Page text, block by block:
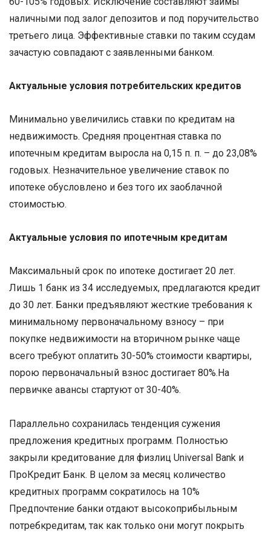
наличными под залог депозитов и под поручительство
третьего лица. Эффективные ставки по таким ссудам
зачастую совпадают с заявленными банком.
Актуальные условия потребительских кредитов
Минимально увеличились ставки по кредитам на
недвижимость. Средняя процентная ставка по
ипотечным кредитам выросла на 0,15 п. п. – до 23,08%
годовых. Незначительное увеличение ставок по
ипотеке обусловлено и без того их заоблачной
стоимостью.
Актуальные условия по ипотечным кредитам
Максимальный срок по ипотеке достигает 20 лет.
Лишь 1 банк из 34 исследуемых, предлагаются кредит
до 30 лет. Банки предъявляют жесткие требования к
минимальному первоначальному взносу – при
покупке недвижимости на вторичном рынке чаще
всего требуют оплатить 30-50% стоимости квартиры,
порою первоначальный взнос достигает 80%.На
первичке авансы стартуют от 30-40%.
Параллельно сохранилась тенденция сужения
предложения кредитных программ. Полностью
закрыли кредитование для физлиц Universal Bank и
ПроКредит Банк. В целом за месяц количество
кредитных программ сократилось на 10%
Предпочтение банки отдают высокоприбыльным
потребкредитам, так как только они могут покрыть